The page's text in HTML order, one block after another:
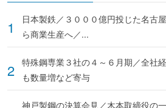
日本製鉄／３０００億円投じた名古
ら商業生産へ／...
特殊鋼専業３社の４～６月期／全社
も数量増など寄与
神戸製鋼の決算会見／木本取締役の